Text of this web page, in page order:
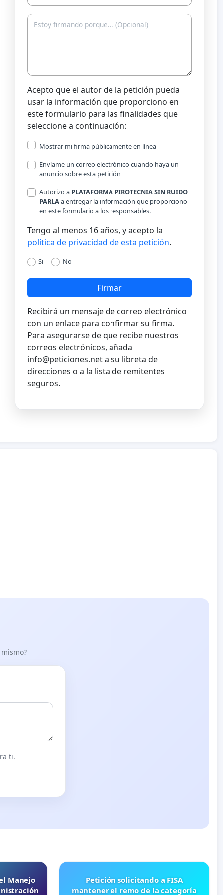
Acepto que el autor de la petición pueda
usar la información que proporciono en
este formulario para las finalidades que
seleccione a continuación:
Mostrar mi firma públicamente en línea
Envíame un correo electrónico cuando haya un
anuncio sobre esta petición
Autorizo a PLATAFORMA PIROTECNIA SIN RUIDO
PARLAa entregar la información que proporciono
en este formulario a los responsables.
Tengo al menos 16 años, y acepto la
política de privacidad de esta petición.
Si No
Firmar
Recibirá un mensaje de correo electrónico
con un enlace para confirmar su firma.
Para asegurarse de que recibe nuestros
correos electrónicos, añada
info@peticiones.neta su libreta de
direcciones o a la lista de remitentes
seguros.
ti.
Manejo
Petición solicitando a FISA
mantener el remo de la categoría